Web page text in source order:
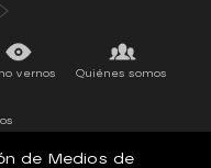
vernos Quiénes somos
de Medios de